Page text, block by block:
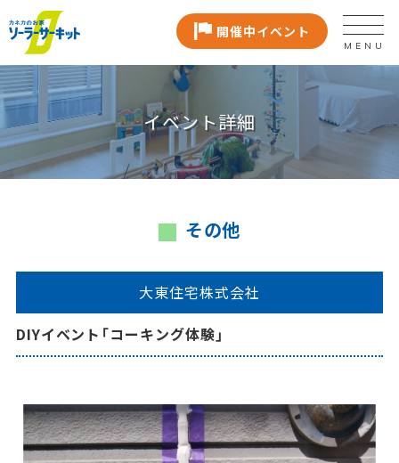
開催中イベント
MENU
イベント詳細
その他
大東住宅株式会社
DIYイベント「コーキング体験」